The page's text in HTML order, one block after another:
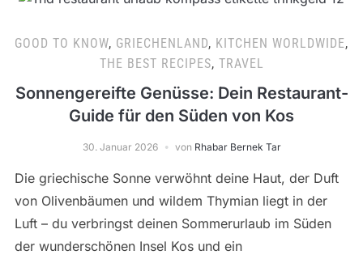
GOOD TO KNOW, GRIECHENLAND, KITCHEN WORLDWIDE,
THE BEST RECIPES, TRAVEL
Sonnengereifte Genüsse: Dein Restaurant-
Guide für den Süden von Kos
30. Januar 2026 von Rhabar Bernek Tar
Die griechische Sonne verwöhnt deine Haut, der Duft
von Olivenbäumen und wildem Thymian liegt in der
Luft – du verbringst deinen Sommerurlaub im Süden
der wunderschönen Insel Kos und ein